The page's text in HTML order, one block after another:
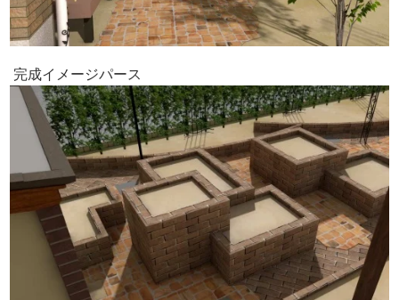
完成イメージパース